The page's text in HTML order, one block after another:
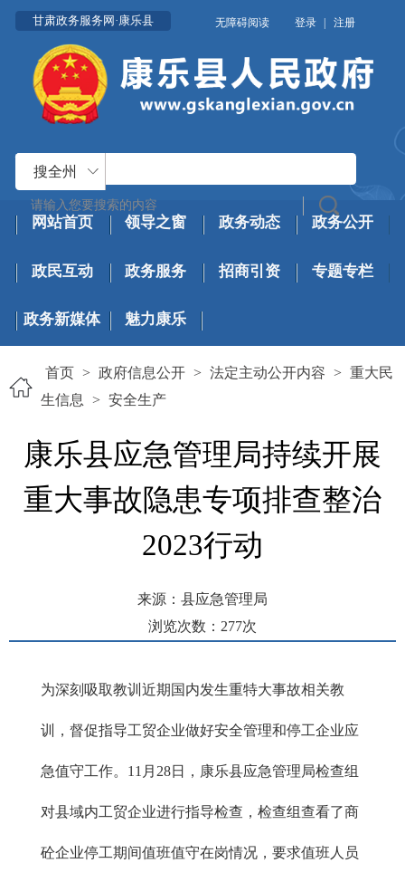
甘肃政务服务网·康乐县 无障碍阅读 登录 | 注册
搜全州
网站首页 领导之窗 政务动态 政务公开
政民互动 政务服务 招商引资 专题专栏
政务新媒体 魅力康乐
首页 > 政府信息公开 > 法定主动公开内容 > 重大民
生信息
> 安全生产
康乐县应急管理局持续开展
重大事故隐患专项排查整治
2023行动
来源：县应急管理局
浏览次数： 277次
为深刻吸取教训近期国内发生重特大事故相关教
训，督促指导工贸企业做好安全管理和停工企业应
急值守工作。11月28日，康乐县应急管理局检查组
对县域内工贸企业进行指导检查，检查组查看了商
砼企业停工期间值班值守在岗情况，要求值班人员